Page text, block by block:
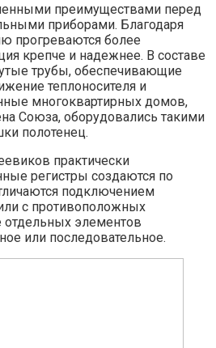
преимуществами перед
приборами. Благодаря
прогреваются более
крепче и надежнее. В составе
трубы, обеспечивающие
теплоносителя и
многоквартирных домов,
Союза, оборудовались такими
полотенец.
практически
регистры создаются по
подключением
с противоположных
элементов
или последовательное.